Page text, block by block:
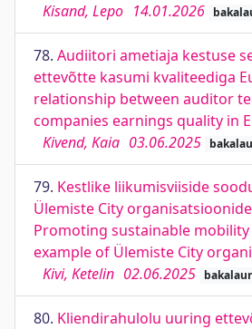
Kisand, Lepo 14.01.2026
78. Audiitori ametiaja kestuse
ettevõtte kasumi kvaliteediga
relationship between auditor
companies earnings quality in
Kivend, Kaia 03.06.2025
79. Kestlike liikumisviiside
Ülemiste City
Promoting sustainable
example of Ülemiste City
Kivi, Ketelin 02.06.2025
80. Kliendirahulolu uuring